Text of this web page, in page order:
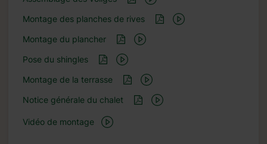
Montage des planches de rives
Montage du plancher
Pose du shingles
Montage de la terrasse
Notice générale du chalet
Vidéo de montage